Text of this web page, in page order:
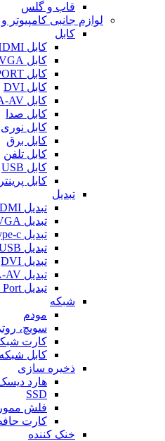
قاب و گلس
لوازم جانبی کامپیوتر
کابل
کابل HDMI
کابل VGA
کابل DISPLAY PORT
کابل DVI
کابل RCA-AV
کابل صدا
کابل نوری
کابل برق
کابل تلفن
کابل USB
کابل پرینتر
تبدیل
تبدیل HDMI
تبدیل VGA
تبدیل type-c
تبدیل USB به LAN
تبدیل DVI
تبدیل RCA-AV
تبدیل Display Port
شبکه
مودم
سویچ،
کارت
کابل شبکه
ذخیره سازی
هارد
SSD
فلش
کارت
خنک کننده